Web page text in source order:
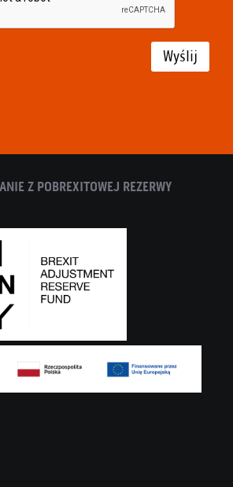
Wyślij
Z POBREXITOWEJ REZERWY